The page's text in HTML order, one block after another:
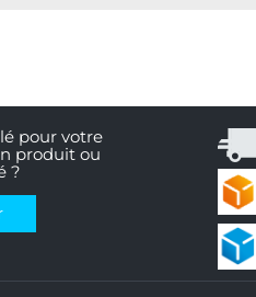
pour votre
produit ou
?